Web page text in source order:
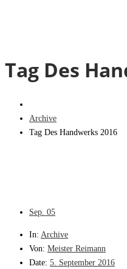
Tag Des
Archive
Tag Des Handwerks 2016
Sep. 05
In: Archive
Von: Meister Reimann
Date: 5. September 2016